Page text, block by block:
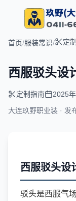
首页/服装常识/ 定
西服驳头设
定制指南 2025
大连玖野职业装 · 发
西服驳头设
驳头是西服气